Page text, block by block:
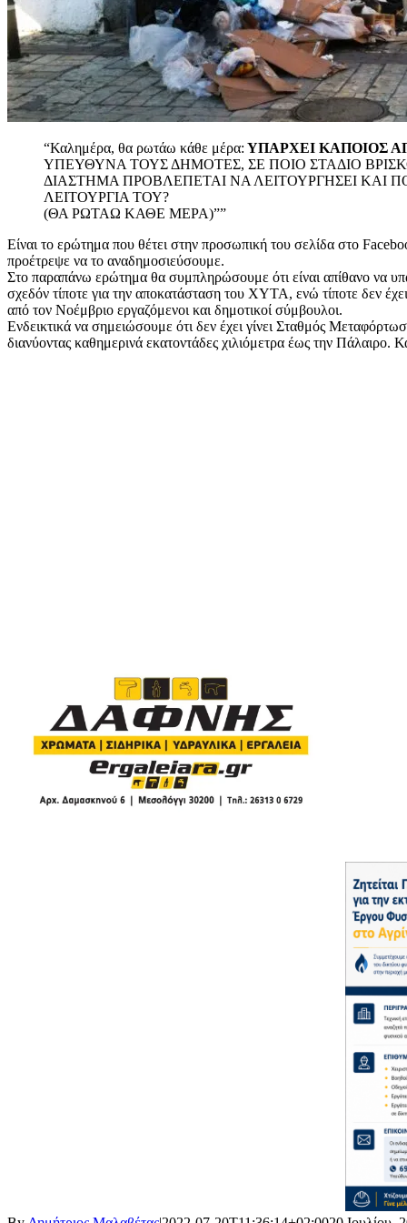
“Καλημέρα, θα ρωτάω κάθε μέρα: ΥΠΑΡΧΕΙ ΚΑΠΟΙΟΣ
ΥΠΕΥΘΥΝΑ ΤΟΥΣ ΔΗΜΟΤΕΣ, ΣΕ ΠΟΙΟ ΣΤΑΔΙΟ
ΔΙΑΣΤΗΜΑ ΠΡΟΒΛΕΠΕΤΑΙ ΝΑ ΛΕΙΤΟΥΡΓΗΣΕΙ ΚΑΙ
ΛΕΙΤΟΥΡΓΙΑ ΤΟΥ?
(ΘΑ ΡΩΤΑΩ ΚΑΘΕ ΜΕΡΑ)””
Είναι το ερώτημα που θέτει στην προσωπική του σελίδα στο
προέτρεψε να το αναδημοσιεύσουμε.
Στο παραπάνω ερώτημα θα συμπληρώσουμε ότι είναι απίθανο να
σχεδόν τίποτε για την αποκατάσταση του ΧΥΤΑ, ενώ τίποτε δεν έχει
από τον Νοέμβριο εργαζόμενοι και δημοτικοί σύμβουλοι.
Ενδεικτικά να σημειώσουμε ότι δεν έχει γίνει Σταθμός
διανύοντας καθημερινά εκατοντάδες χιλιόμετρα έως την Πάλαιρο.